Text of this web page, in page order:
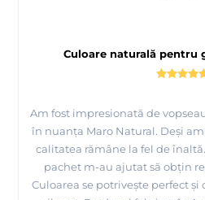
Culoare naturală pentru
Am fost impresionată de
în nuanța Maro Natural. Deși
calitatea rămâne la fel de
pachet m-au ajutat să obțin
Culoarea se potrivește perfect și